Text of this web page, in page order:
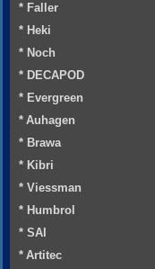
* Faller
* Heki
* Noch
* DECAPOD
* Evergreen
* Auhagen
* Brawa
* Kibri
* Viessman
* Humbrol
* SAI
* Artitec